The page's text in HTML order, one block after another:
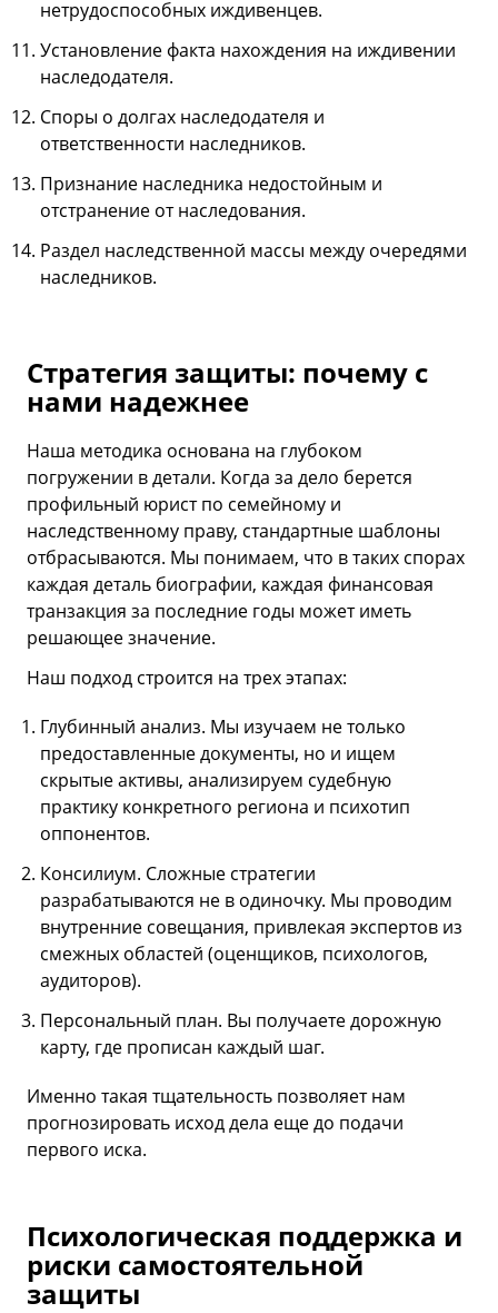
нетрудоспособных иждивенцев.
Установление факта нахождения на иждивении
наследодателя.
Споры о долгах наследодателя и
ответственности наследников.
Признание наследника недостойным и
отстранение от наследования.
Раздел наследственной массы между очередями
наследников.
Стратегия защиты: почему с
нами надежнее
Наша методика основана на глубоком
погружении в детали. Когда за дело берется
профильный юрист по семейному и
наследственному праву, стандартные шаблоны
отбрасываются. Мы понимаем, что в таких спорах
каждая деталь биографии, каждая финансовая
транзакция за последние годы может иметь
решающее значение.
Наш подход строится на трех этапах:
Глубинный анализ. Мы изучаем не только
предоставленные документы, но и ищем
скрытые активы, анализируем судебную
практику конкретного региона и психотип
оппонентов.
Консилиум. Сложные стратегии
разрабатываются не в одиночку. Мы проводим
внутренние совещания, привлекая экспертов из
смежных областей (оценщиков, психологов,
аудиторов).
Персональный план. Вы получаете дорожную
карту, где прописан каждый шаг.
Именно такая тщательность позволяет нам
прогнозировать исход дела еще до подачи
первого иска.
Психологическая поддержка и
риски самостоятельной
защиты